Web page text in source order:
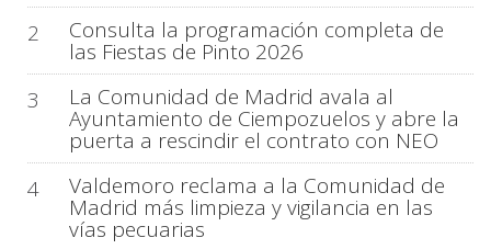
2
Consulta la programación completa de
las Fiestas de Pinto 2026
3
La Comunidad de Madrid avala al
Ayuntamiento de Ciempozuelos y abre la
puerta a rescindir el contrato con NEO
4
Valdemoro reclama a la Comunidad de
Madrid más limpieza y vigilancia en las
vías pecuarias